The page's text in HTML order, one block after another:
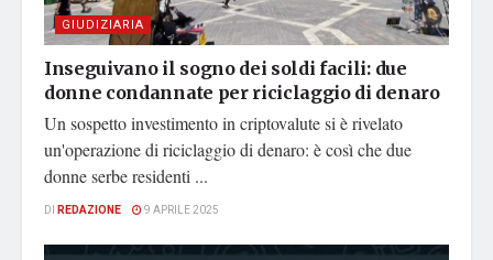
GIUDIZIARIA
Inseguivano il sogno dei soldi facili: due
donne condannate per riciclaggio di denaro
Un sospetto investimento in criptovalute si è rivelato
un'operazione di riciclaggio di denaro: è così che due
donne serbe residenti ...
DI REDAZIONE 9 APRILE 2025